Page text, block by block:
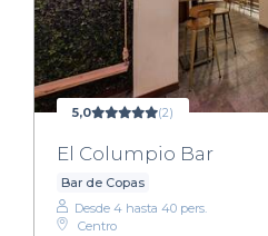
5,0 (2)
El Columpio Bar
Bar de Copas
Desde 4 hasta 40 pers.
Centro